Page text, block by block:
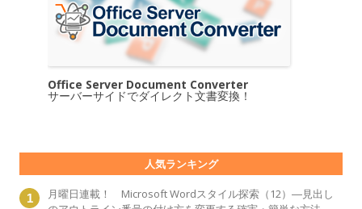
Office Server Document Converter
サーバーサイドでダイレクト文書変換！
人気ランキング
月曜日連載！ Microsoft Wordスタイル探索（12）―見出し